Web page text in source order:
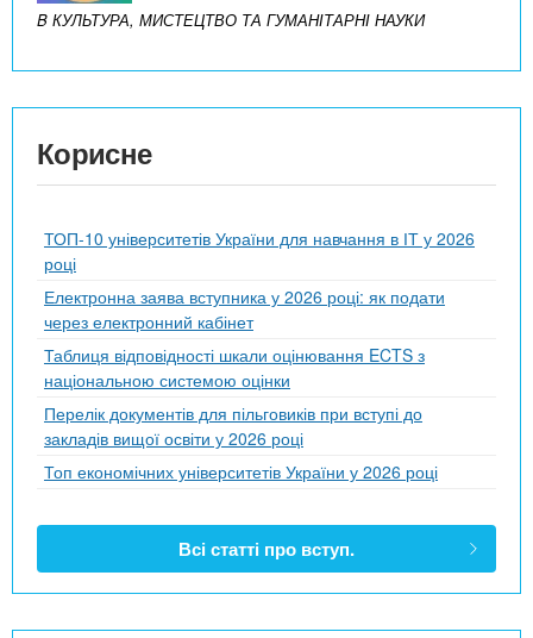
B КУЛЬТУРА, МИСТЕЦТВО ТА ГУМАНІТАРНІ НАУКИ
Корисне
ТОП-10 університетів України для навчання в ІТ у 2026
році
Електронна заява вступника у 2026 році: як подати
через електронний кабінет
Таблиця відповідності шкали оцінювання ECTS з
національною системою оцінки
Перелік документів для пільговиків при вступі до
закладів вищої освіти у 2026 році
Топ економічних університетів України у 2026 році
Всі статті про вступ.